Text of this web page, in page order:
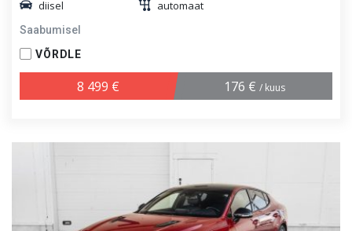
diisel
automaat
Saabumisel
VÕRDLE
8 499 € 176 € / kuus